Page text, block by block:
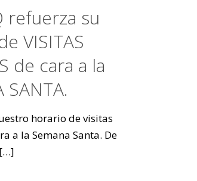
refuerza su
VISITAS
de cara a la
SANTA.
horario de visitas
a la Semana Santa. De
[…]